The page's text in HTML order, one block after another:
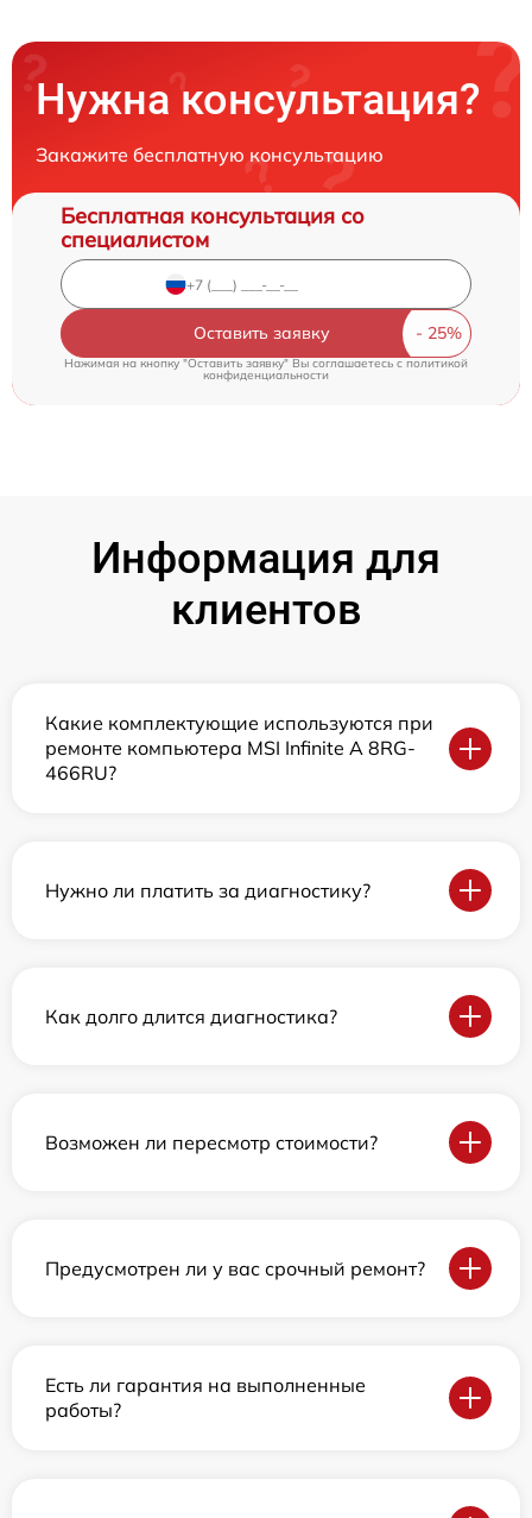
Нужна консультация?
Закажите бесплатную консультацию
Бесплатная консультация со
специалистом
Оставить заявку
Нажимая на кнопку "Оставить заявку" Вы соглашаетесь c политикой
конфиденциальности
Информация для
клиентов
Какие комплектующие используются при
ремонте компьютера MSI Infinite A 8RG-
466RU?
Нужно ли платить за диагностику?
Как долго длится диагностика?
Возможен ли пересмотр стоимости?
Предусмотрен ли у вас срочный ремонт?
Есть ли гарантия на выполненные
работы?